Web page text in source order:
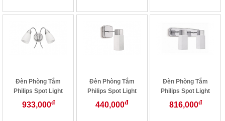
Đèn Phòng Tắm
Philips Spot Light
32036/11
933,000đ
Đèn Phòng Tắm
Philips Spot Light
32044/11
440,000đ
Đèn Phòng Tắm
Philips Spot Light
32045/11
816,000đ